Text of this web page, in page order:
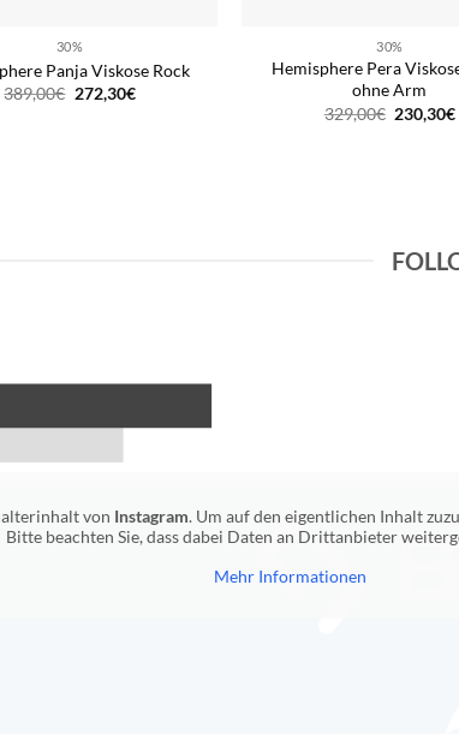
30%
Panja Viskose Rock
389,00€ Ursprünglicher
Preis
272,30€Aktueller
30%
Hemisphere Pera
ohne Arm
329,00€
Preis
230,30€
von Instagram. Um auf den eigentlichen Inhalt
Bitte beachten Sie, dass dabei Daten an Drittanbieter
Mehr Informationen